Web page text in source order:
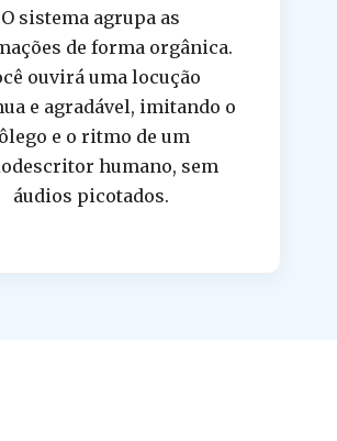
O sistema agrupa as
de forma orgânica.
ouvirá uma locução
e agradável, imitando o
e o ritmo de um
humano, sem
áudios picotados.